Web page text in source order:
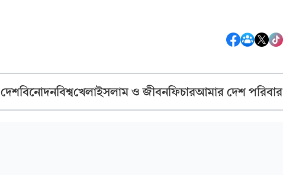
দেশবিনোদনবিশ্বখেলাইসলাম ও জীবনফিচারআমার দেশ পরিবার